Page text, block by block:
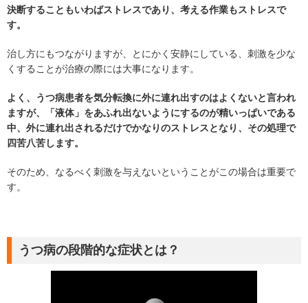
決断することもいわばストレスであり、考える作業もストレスで
す。
治し方にもつながりますが、とにかく安静にしている、刺激を少な
くすることが治療の際には大事になります。
よく、うつ病患者を気分転換に外に連れ出すのはよくないと言われ
ますが、「液体」をあふれ出ないようにするのが精いっぱいである
中、外に連れ出されるだけでかなりのストレスとなり、その処理で
四苦八苦します。
そのため、なるべく刺激を与えないということがこの場合は重要で
す。
うつ病の段階的な症状とは？